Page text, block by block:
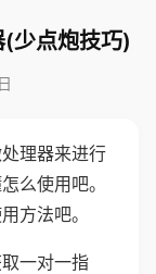
少点炮技巧)
理器来进行
么使用吧。
方法吧。
一对一指